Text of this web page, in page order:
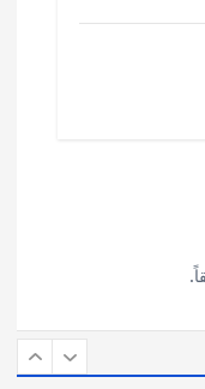
وسحر التاريخ
عملية التعداد السكاني في11 من الشهر